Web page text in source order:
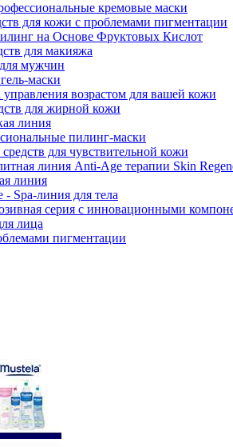
кремовые маски
для кожи с проблемами пигментации
на Основе Фруктовых Кислот
для макияжа
мужчин
маски
возрастом для вашей кожи
для жирной кожи
линия
пилинг-маски
для чувствительной кожи
линия Anti-Age терапии Skin
линия
- Spa-линия для тела
серия с инновационными
лица
пигментации